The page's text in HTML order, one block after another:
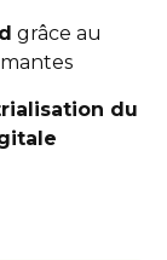
grâce au
du